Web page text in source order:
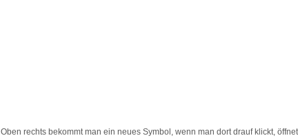
Oben rechts bekommt man ein neues Symbol, wenn man dort drauf klickt,